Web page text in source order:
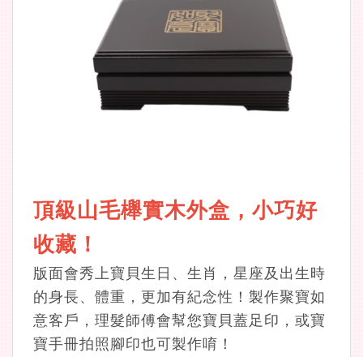
頂級山毛櫸實木外盒，小巧好
收藏！
版面會秀上寶貝生日、生肖，星座及出生時
的身長、體重，更加有紀念性！製作聚寶如
意客戶，理髮師傅會幫您寶貝蓋足印，或寶
寶手冊拍照腳印也可製作唷！